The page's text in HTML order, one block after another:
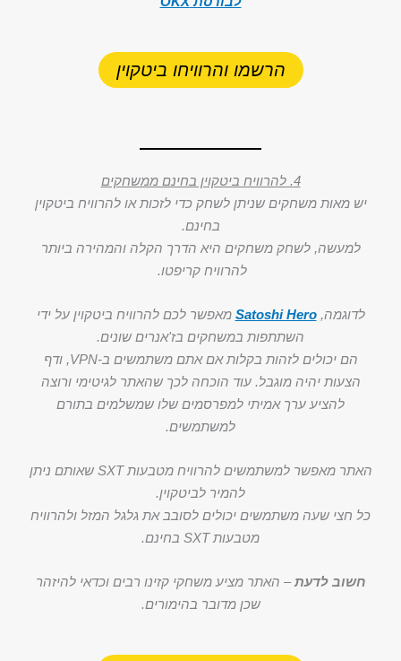
הרשמו והרוויחו ביטקוין
4. להרוויח ביטקוין בחינם ממשחקים
יש מאות משחקים שניתן לשחק כדי לזכות או להרוויח ביטקוין
בחינם.
למעשה, לשחק משחקים היא הדרך הקלה והמהירה ביותר
להרוויח קריפטו.
לדוגמה,Satoshi Hero מאפשר לכם להרוויח ביטקוין על ידי
השתתפות במשחקים בז'אנרים שונים.
הם יכולים לזהות בקלות אם אתם משתמשים ב-VPN, ודף
הצעות יהיה מוגבל. עוד הוכחה לכך שהאתר לגיטימי ורוצה
להציע ערך אמיתי למפרסמים שלו שמשלמים בתורם
למשתמשים.
האתר מאפשר למשתמשים להרוויח מטבעות SXT שאותם ניתן
להמיר לביטקוין.
כל חצי שעה משתמשים יכולים לסובב את גלגל המזל ולהרוויח
מטבעות SXT בחינם.
חשוב לדעת– האתר מציע משחקי קזינו רבים וכדאי להיזהר
שכן מדובר בהימורים.